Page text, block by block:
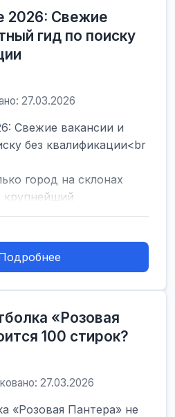
2026: Свежие
гид по поиску
27.03.2026
Свежие вакансии и
без квалификации<br
город на склонах
крупнейший
хаб
«Розовая
100 стирок?
27.03.2026
«Розовая Пантера» не